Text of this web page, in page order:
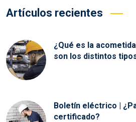
Artículos recientes
¿Qué es la
son los distintos
Boletín eléctrico |
certificado?